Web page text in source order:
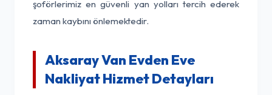
şoförlerimiz en güvenli yan yolları tercih ederek
zaman kaybını önlemektedir.
Aksaray Van Evden Eve
Nakliyat Hizmet Detayları